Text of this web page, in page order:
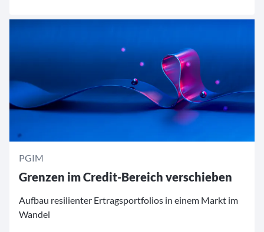
zieht.
PGIM
Grenzen im Credit-Bereich verschieben
Aufbau resilienter Ertragsportfolios in einem Markt im
Wandel